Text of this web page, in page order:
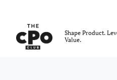
Shape Product.
Value.